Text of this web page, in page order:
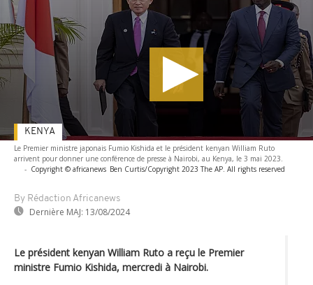
Le Premier ministre japonais Fumio Kishida et le président kenyan William Ruto
arrivent pour donner une conférence de presse à Nairobi, au Kenya, le 3 mai 2023.
- Copyright © africanews Ben Curtis/Copyright 2023 The AP. All rights reserved
By Rédaction Africanews
Dernière MAJ: 13/08/2024
KENYA
Le président kenyan William Ruto a reçu le Premier
ministre Fumio Kishida, mercredi à Nairobi.